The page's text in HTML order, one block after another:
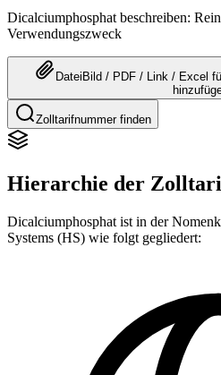
Dicalciumphosphat beschreiben:
Verwendungszweck
Datei Bild / PDF / Link / Excel
Zolltarifnummer finden
Hierarchie der
Dicalciumphosphat ist in der
Systems (HS) wie folgt gegliedert: